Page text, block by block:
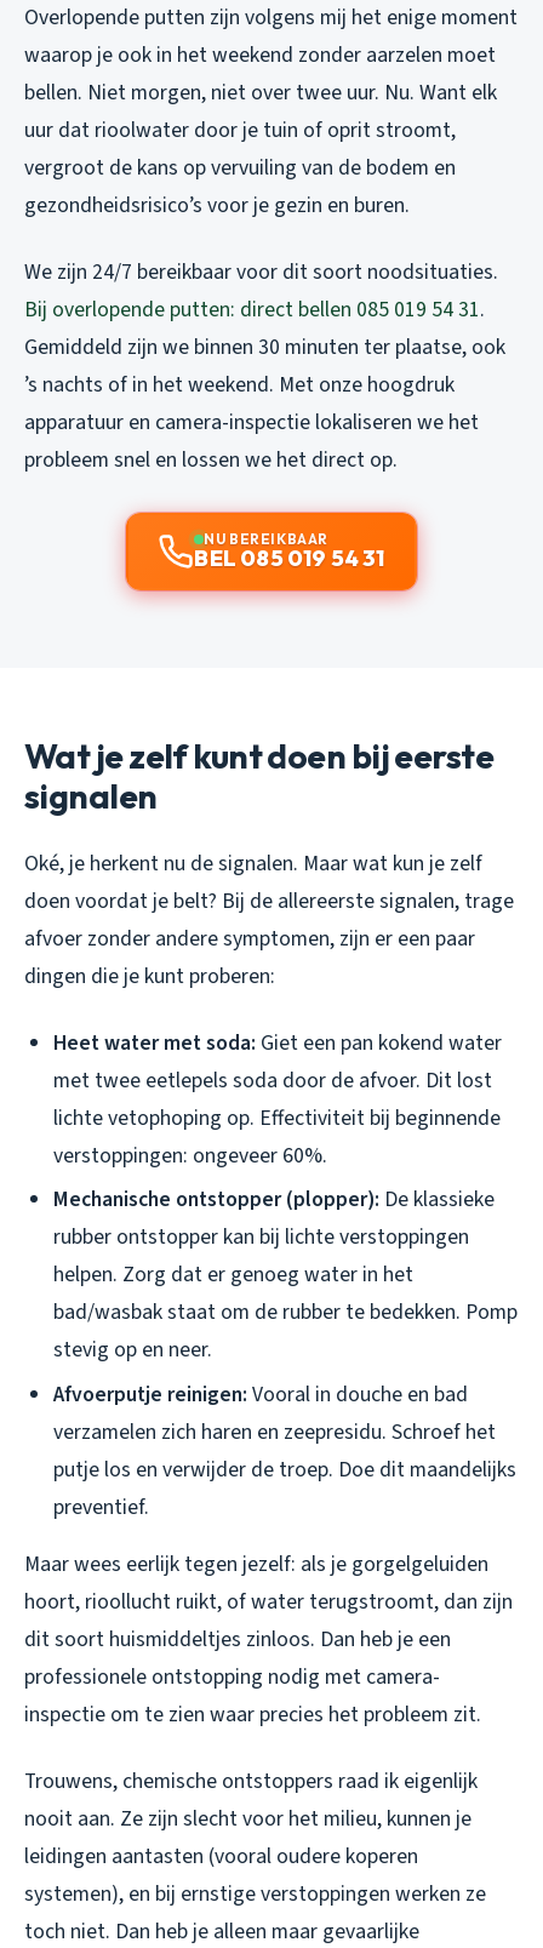
Overlopende putten zijn volgens mij het enige moment
waarop je ook in het weekend zonder aarzelen moet
bellen. Niet morgen, niet over twee uur. Nu. Want elk
uur dat rioolwater door je tuin of oprit stroomt,
vergroot de kans op vervuiling van de bodem en
gezondheidsrisico’s voor je gezin en buren.
We zijn 24/7 bereikbaar voor dit soort noodsituaties.
Bij overlopende putten: direct bellen 085 019 54 31.
Gemiddeld zijn we binnen 30 minuten ter plaatse, ook
’s nachts of in het weekend. Met onze hoogdruk
apparatuur en camera-inspectie lokaliseren we het
probleem snel en lossen we het direct op.
NU BEREIKBAAR
BEL 085 019 54 31
Wat je zelf kunt doen bij eerste
signalen
Oké, je herkent nu de signalen. Maar wat kun je zelf
doen voordat je belt? Bij de allereerste signalen, trage
afvoer zonder andere symptomen, zijn er een paar
dingen die je kunt proberen:
Heet water met soda: Giet een pan kokend water
met twee eetlepels soda door de afvoer. Dit lost
lichte vetophoping op. Effectiviteit bij beginnende
verstoppingen: ongeveer 60%.
Mechanische ontstopper (plopper): De klassieke
rubber ontstopper kan bij lichte verstoppingen
helpen. Zorg dat er genoeg water in het
bad/wasbak staat om de rubber te bedekken. Pomp
stevig op en neer.
Afvoerputje reinigen: Vooral in douche en bad
verzamelen zich haren en zeepresidu. Schroef het
putje los en verwijder de troep. Doe dit maandelijks
preventief.
Maar wees eerlijk tegen jezelf: als je gorgelgeluiden
hoort, rioollucht ruikt, of water terugstroomt, dan zijn
dit soort huismiddeltjes zinloos. Dan heb je een
professionele ontstopping nodig met camera-
inspectie om te zien waar precies het probleem zit.
Trouwens, chemische ontstoppers raad ik eigenlijk
nooit aan. Ze zijn slecht voor het milieu, kunnen je
leidingen aantasten (vooral oudere koperen
systemen), en bij ernstige verstoppingen werken ze
toch niet. Dan heb je alleen maar gevaarlijke